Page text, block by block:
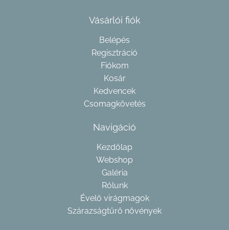
Vásárlói fiók
Belépés
Regisztráció
Fiókom
Kosár
Kedvencek
Csomagkövetés
Navigáció
Kezdőlap
Webshop
Galéria
Rólunk
Évelő virágmagok
Szárazságtűrő növények